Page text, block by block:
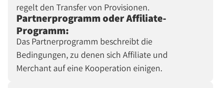
regelt den Transfer von Provisionen.
Partnerprogramm oder Affiliate-
Programm:
Das Partnerprogramm beschreibt die
Bedingungen, zu denen sich Affiliate und
Merchant auf eine Kooperation einigen.